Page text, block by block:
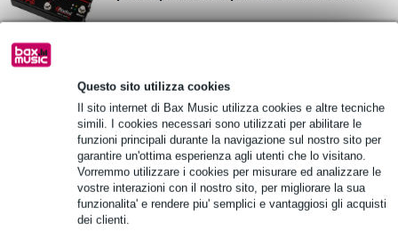
Questo sito utilizza cookies
Il sito internet di Bax Music utilizza cookies e altre tecniche
simili. I cookies necessari sono utilizzati per abilitare le
funzioni principali durante la navigazione sul nostro sito per
garantire un'ottima esperienza agli utenti che lo visitano.
Vorremmo utilizzare i cookies per misurare ed analizzare le
vostre interazioni con il nostro sito, per migliorare la sua
funzionalita' e rendere piu' semplici e vantaggiosi gli acquisti
dei clienti.
10% DI SCONTO
EXTRA CON IL
Aggiungi al carrello
1 Valutazione